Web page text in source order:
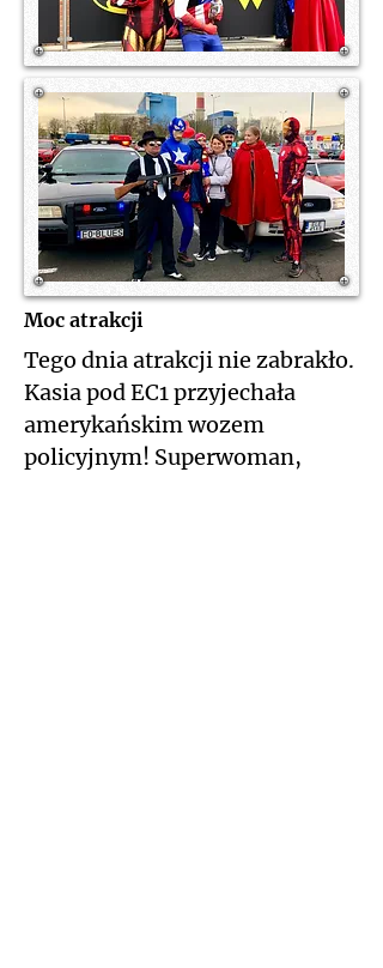
Moc atrakcji
Tego dnia atrakcji nie zabrakło.
Kasia pod EC1 przyjechała
amerykańskim wozem
policyjnym! Superwoman,